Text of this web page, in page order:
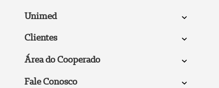
Unimed
Clientes
Área do Cooperado
Fale Conosco